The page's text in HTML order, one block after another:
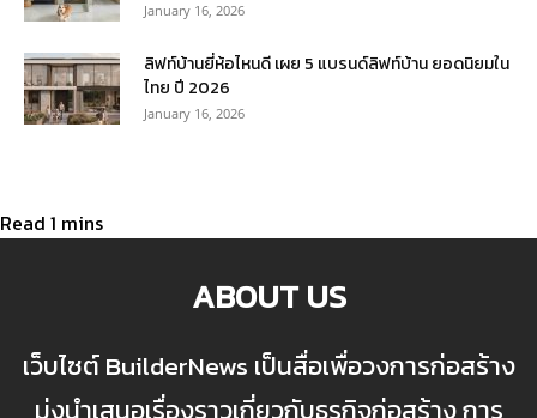
January 16, 2026
ลิฟท์บ้านยี่ห้อไหนดี เผย 5 แบรนด์ลิฟท์บ้าน ยอดนิยมใน
ไทย ปี 2026
January 16, 2026
ABOUT US
เว็บไซต์ BuilderNews เป็นสื่อเพื่อวงการก่อสร้าง
มุ่งนำเสนอเรื่องราวเกี่ยวกับธุรกิจก่อสร้าง การ